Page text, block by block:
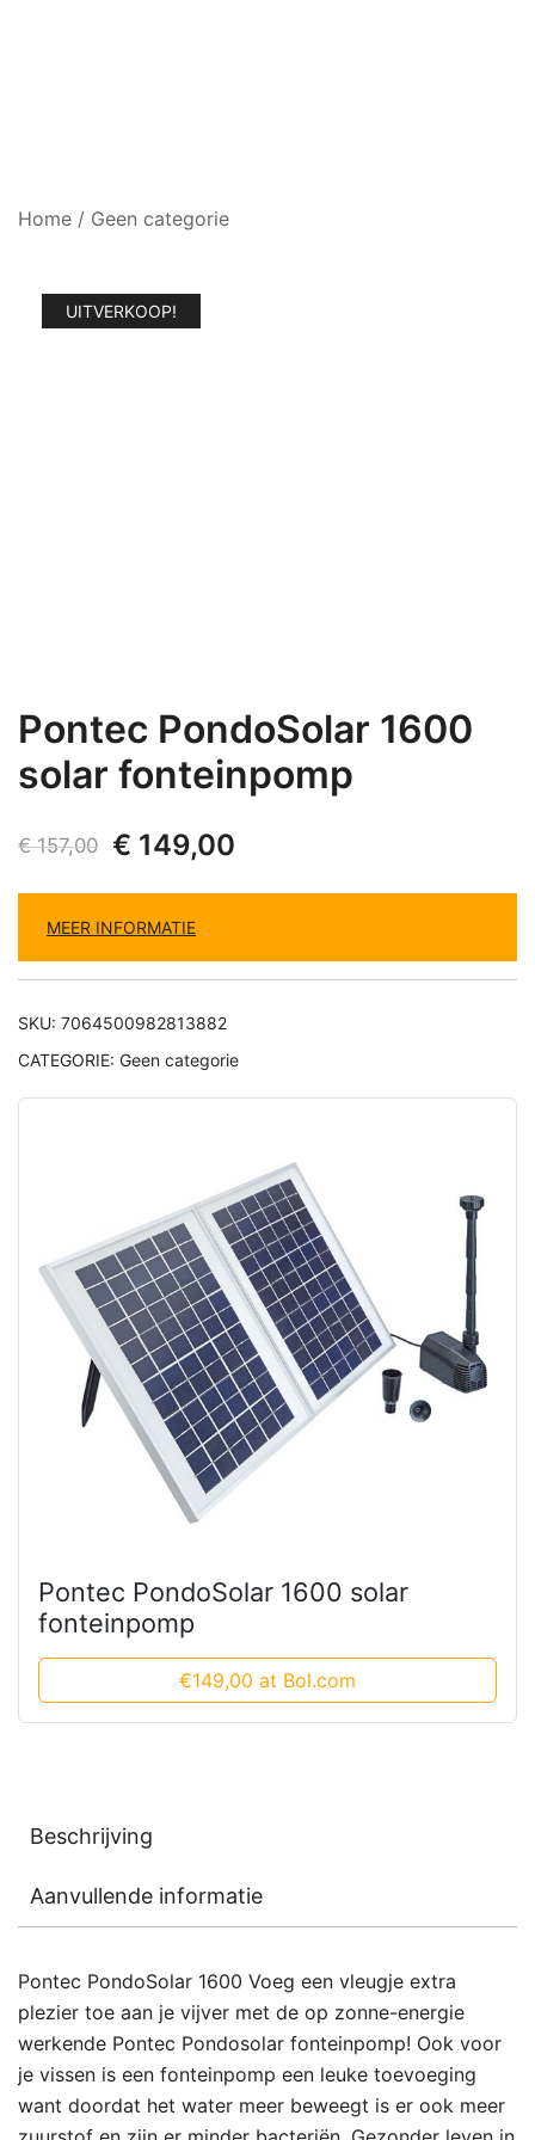
Home / Geen categorie
UITVERKOOP!
Pontec PondoSolar 1600
solar fonteinpomp
€157,00 Oorspronkelijke
prijs
was:
€ 157,00.
€ 149,00
prijs
€ 149,00.
MEER INFORMATIE
SKU: 7064500982813882
CATEGORIE: Geen categorie
Pontec PondoSolar 1600 solar
fonteinpomp
€149,00 at Bol.com
Beschrijving
Aanvullende informatie
Pontec PondoSolar 1600 Voeg een vleugje extra
plezier toe aan je vijver met de op zonne-energie
werkende Pontec Pondosolar fonteinpomp! Ook voor
je vissen is een fonteinpomp een leuke toevoeging
want doordat het water meer beweegt is er ook meer